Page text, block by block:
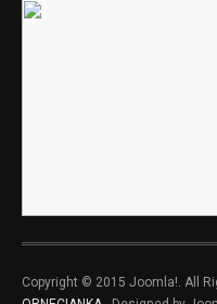
Copyright © 2015 Joomla!. All